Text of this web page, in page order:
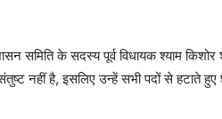
समिति के सदस्य पूर्व विधायक श्याम
नहीं है, इसलिए उन्हें सभी पदों से हटाते हुए